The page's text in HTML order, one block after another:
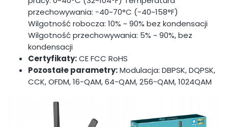
przechowywania: -40~70°C (-40~158°F)
Wilgotność robocza: 10% ~ 90% bez kondensacji
Wilgotność przechowywania: 5% ~ 90%, bez
kondensacji
Certyfikaty:CE FCC RoHS
Pozostałe parametry:Modulacja: DBPSK, DQPSK,
CCK, OFDM, 16-QAM, 64-QAM, 256-QAM, 1024QAM